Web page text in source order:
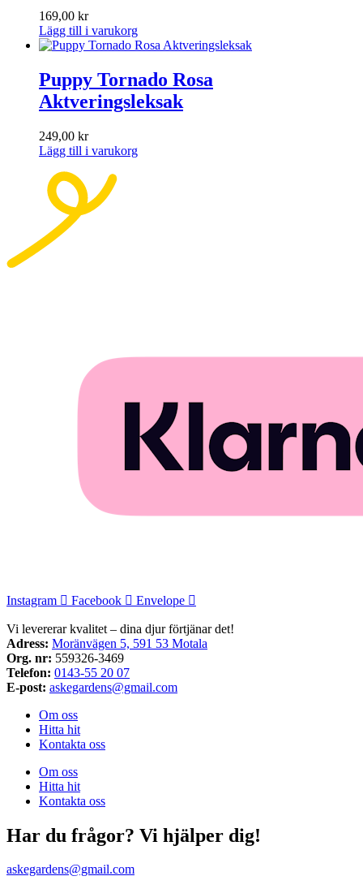
169,00 kr
Lägg till i varukorg
Puppy Tornado Rosa
Aktveringsleksak
249,00 kr
Lägg till i varukorg
Instagram Facebook Envelope
Vi levererar kvalitet – dina djur förtjänar det!
Adress: Moränvägen 5, 591 53 Motala
Org. nr: 559326-3469
Telefon: 0143-55 20 07
E-post: askegardens@gmail.com
Om oss
Hitta hit
Kontakta oss
Om oss
Hitta hit
Kontakta oss
Har du frågor? Vi hjälper dig!
askegardens@gmail.com